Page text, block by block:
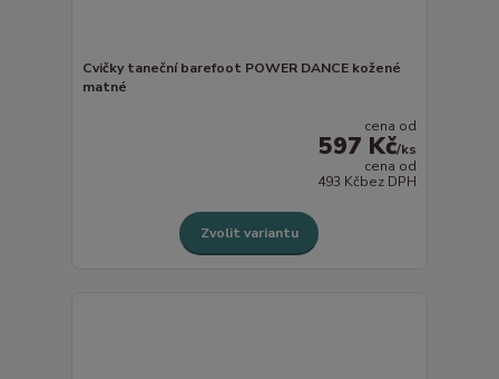
Cvičky taneční barefoot POWER DANCE kožené
matné
cena od
597 Kč/ks
cena od
493 Kčbez DPH
Zvolit variantu